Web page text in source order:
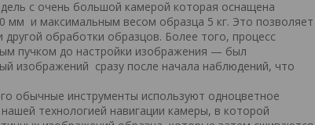
с очень большой камерой которая оснащена
и максимальным весом образца 5 кг. Это позволяет
обработки образцов. Более того, процесс
пучком до настройки изображения — был
изображений сразу после начала наблюдений, что
обычные инструменты используют одноцветное
технологией навигации камеры, в которой